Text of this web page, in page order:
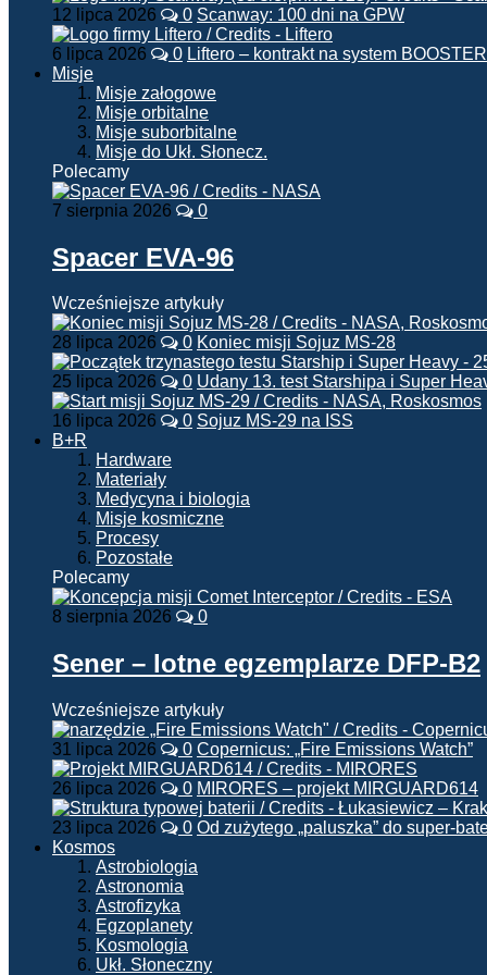
12 lipca 2026 0 Scanway: 100 dni na GPW
6 lipca 2026 0 Liftero – kontrakt na system BOOSTER
Misje
Misje załogowe
Misje orbitalne
Misje suborbitalne
Misje do Ukł. Słonecz.
Polecamy
7 sierpnia 2026 0
Spacer EVA-96
Wcześniejsze artykuły
28 lipca 2026 0 Koniec misji Sojuz MS-28
25 lipca 2026 0 Udany 13. test Starshipa i Super
16 lipca 2026 0 Sojuz MS-29 na ISS
B+R
Hardware
Materiały
Medycyna i biologia
Misje kosmiczne
Procesy
Pozostałe
Polecamy
8 sierpnia 2026 0
Sener – lotne egzemplarze DFP-B2
Wcześniejsze artykuły
31 lipca 2026 0 Copernicus: „Fire Emissions Watch”
26 lipca 2026 0 MIRORES – projekt MIRGUARD614
23 lipca 2026 0 Od zużytego „paluszka” do super-
Kosmos
Astrobiologia
Astronomia
Astrofizyka
Egzoplanety
Kosmologia
Ukł. Słoneczny